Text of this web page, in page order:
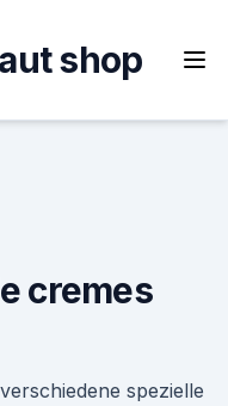
shop
cremes
spezielle